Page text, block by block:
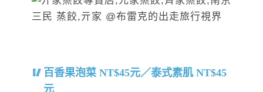
百香果泡菜 NT$45元／泰式素肌 NT$45
元